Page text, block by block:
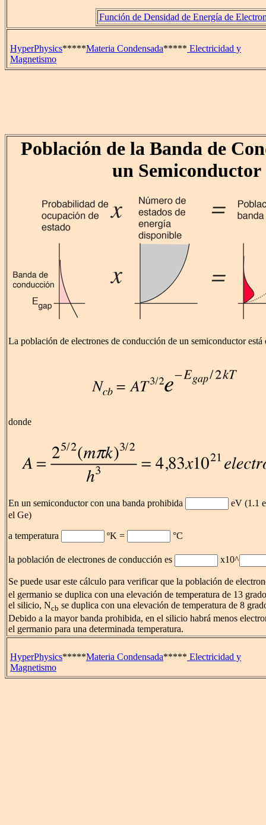
Función de Densidad de Energía de
HyperPhysics*****Materia Condensada***** Electricidad y
Magnetismo
Población de la Banda de
un Semiconductor
La población de electrones de conducción de un semiconductor está
donde
En un semiconductor con una banda prohibida
eV (1.1
el Ge)
a temperatura ºK = °C
la población de electrones de conducción es x10^
Se puede usar este cálculo para verificar que la población de
el germanio se duplica con una elevación de temperatura de 13
el silicio, Ncb se duplica con una elevación de temperatura de 8
Debido a la mayor banda prohibida, en el silicio habrá menos
el germanio para una determinada temperatura.
HyperPhysics*****Materia Condensada***** Electricidad y
Magnetismo